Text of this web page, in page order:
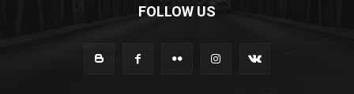
FOLLOW US